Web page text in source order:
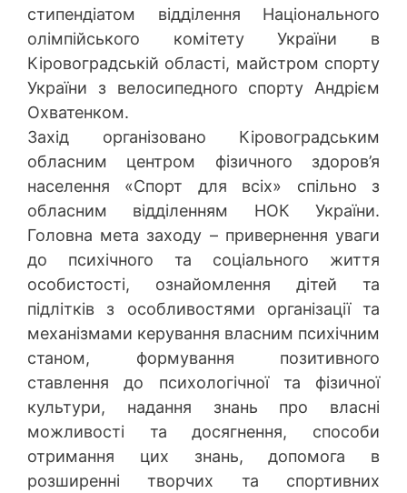
стипендіатом відділення Національного
олімпійського комітету України в
Кіровоградській області, майстром спорту
України з велосипедного спорту Андрієм
Охватенком.
Захід організовано Кіровоградським
обласним центром фізичного здоров’я
населення «Спорт для всіх» спільно з
обласним відділенням НОК України.
Головна мета заходу – привернення уваги
до психічного та соціального життя
особистості, ознайомлення дітей та
підлітків з особливостями організації та
механізмами керування власним психічним
станом, формування позитивного
ставлення до психологічної та фізичної
культури, надання знань про власні
можливості та досягнення, способи
отримання цих знань, допомога в
розширенні творчих та спортивних